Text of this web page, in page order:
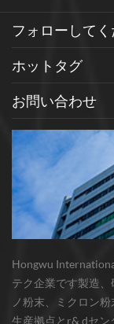
フォローして
ホットタグ
お問い合わせ
Hongwu
テク企業です製造
ノ粉末、ミクロン
生産拠点とr& dセン